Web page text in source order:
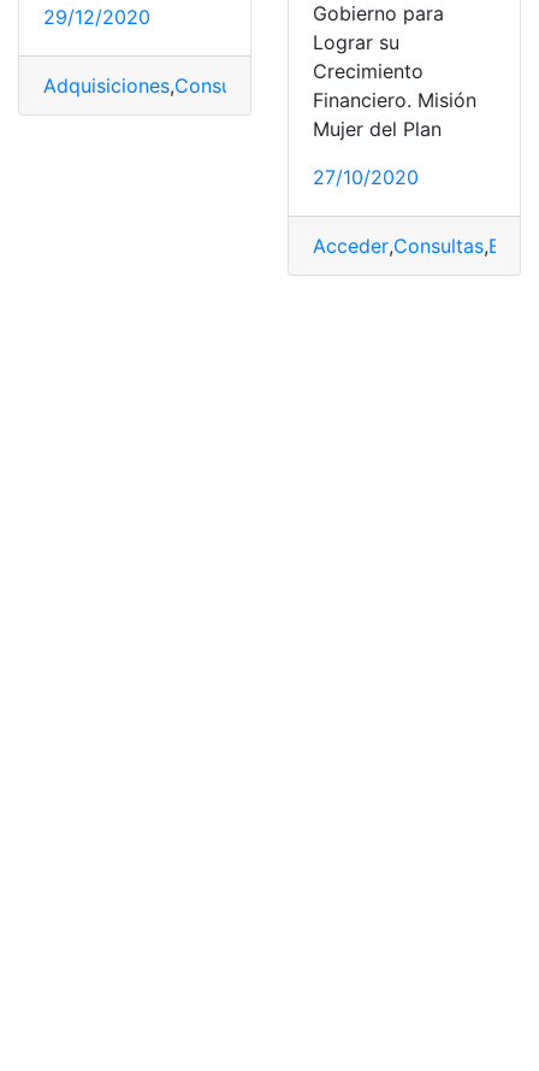
29/12/2020
Adquisiciones,Consultas Ecuador,Herramientas
Gobierno para
Lograr su
Crecimiento
Financiero. Misión
Mujer del Plan
27/10/2020
Acceder,Consultas,